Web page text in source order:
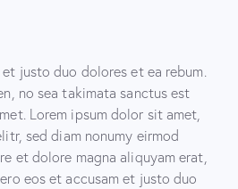
justo duo dolores et ea rebum.
no sea takimata sanctus est
Lorem ipsum dolor sit amet,
sed diam nonumy eirmod
et dolore magna aliquyam erat,
eos et accusam et justo duo